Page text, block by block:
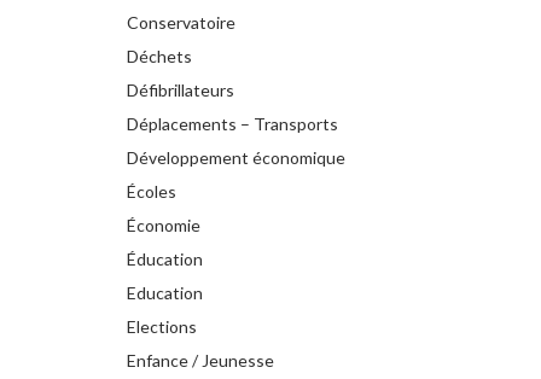
Conservatoire
Déchets
Défibrillateurs
Déplacements – Transports
Développement économique
Écoles
Économie
Éducation
Education
Elections
Enfance / Jeunesse